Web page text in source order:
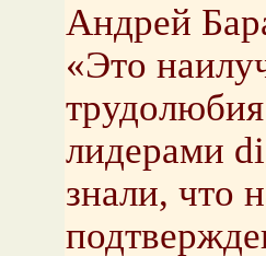
Андрей
«Это
лидерами
знали, что